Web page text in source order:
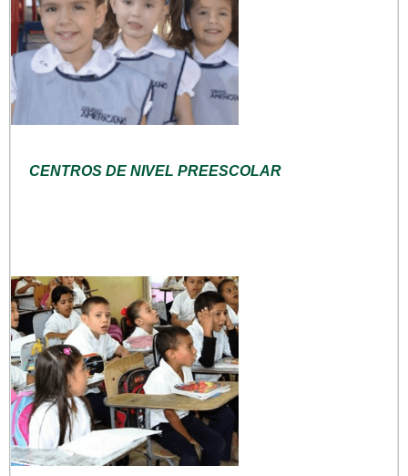
CENTROS DE NIVEL PREESCOLAR